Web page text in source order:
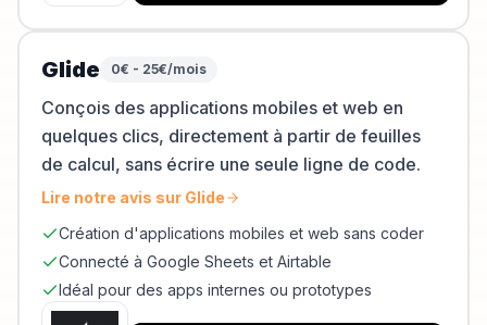
Glide 0€ - 25€/mois
Conçois des applications mobiles et web en
quelques clics, directement à partir de feuilles
de calcul, sans écrire une seule ligne de code.
Lire notre avis sur Glide
Création d'applications mobiles et web sans coder
Connecté à Google Sheets et Airtable
Idéal pour des apps internes ou prototypes